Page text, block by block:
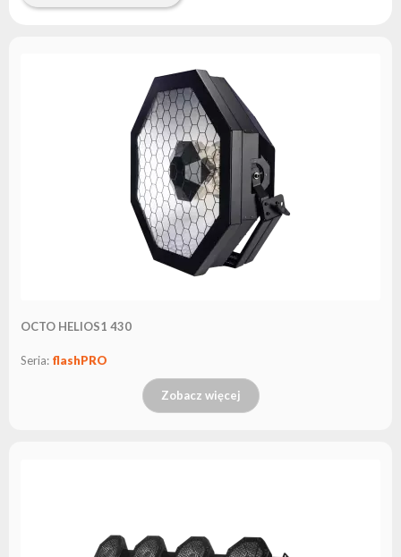
serię
OCTO HELIOS1 430
Seria: flashPRO
Zobacz więcej